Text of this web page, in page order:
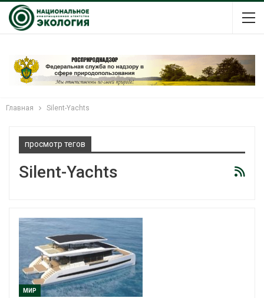
Главная Silent-Yachts
просмотр тегов
Silent-Yachts
МИР